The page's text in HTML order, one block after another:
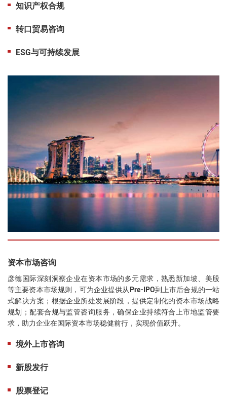
知识产权合规
转口贸易咨询
ESG与可持续发展
资本市场咨询
彦德国际深刻洞察企业在资本市场的多元需求，熟悉新加坡、美股
等主要资本市场规则，可为企业提供从 Pre-IPO到上市后合规的一站
式解决方案；根据企业所处发展阶段，提供定制化的资本市场战略
规划；配套合规与监管咨询服务，确保企业持续符合上市地监管要
求，助力企业在国际资本市场稳健前行，实现价值跃升。
境外上市咨询
新股发行
股票登记